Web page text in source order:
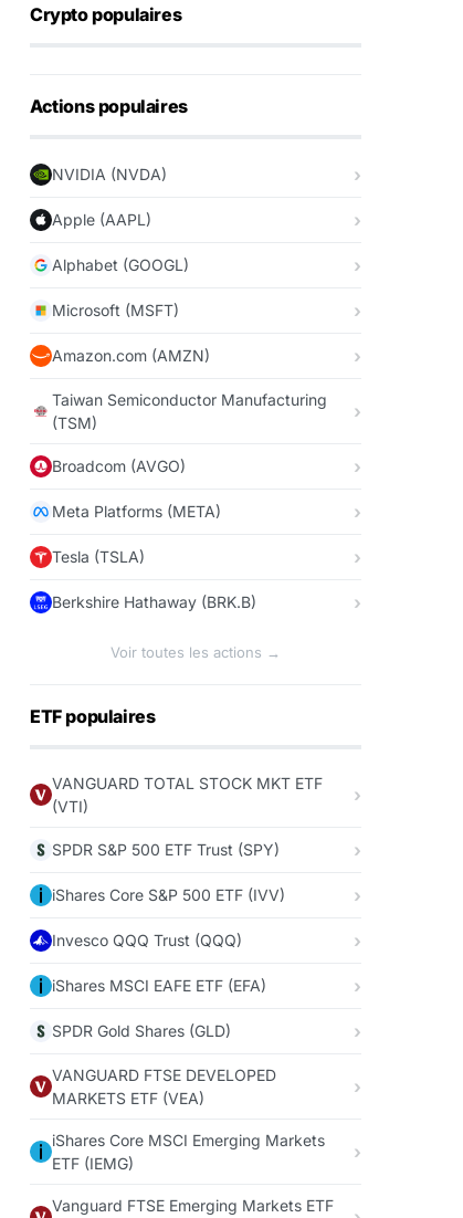
Crypto populaires
Actions populaires
NVIDIA (NVDA)
Apple (AAPL)
Alphabet (GOOGL)
Microsoft (MSFT)
Amazon.com (AMZN)
Taiwan Semiconductor Manufacturing
(TSM)
Broadcom (AVGO)
Meta Platforms (META)
Tesla (TSLA)
Berkshire Hathaway (BRK.B)
Voir toutes les actions →
ETF populaires
VANGUARD TOTAL STOCK MKT ETF
(VTI)
SPDR S&P 500 ETF Trust (SPY)
iShares Core S&P 500 ETF (IVV)
Invesco QQQ Trust (QQQ)
iShares MSCI EAFE ETF (EFA)
SPDR Gold Shares (GLD)
VANGUARD FTSE DEVELOPED
MARKETS ETF (VEA)
iShares Core MSCI Emerging Markets
ETF (IEMG)
Vanguard FTSE Emerging Markets ETF